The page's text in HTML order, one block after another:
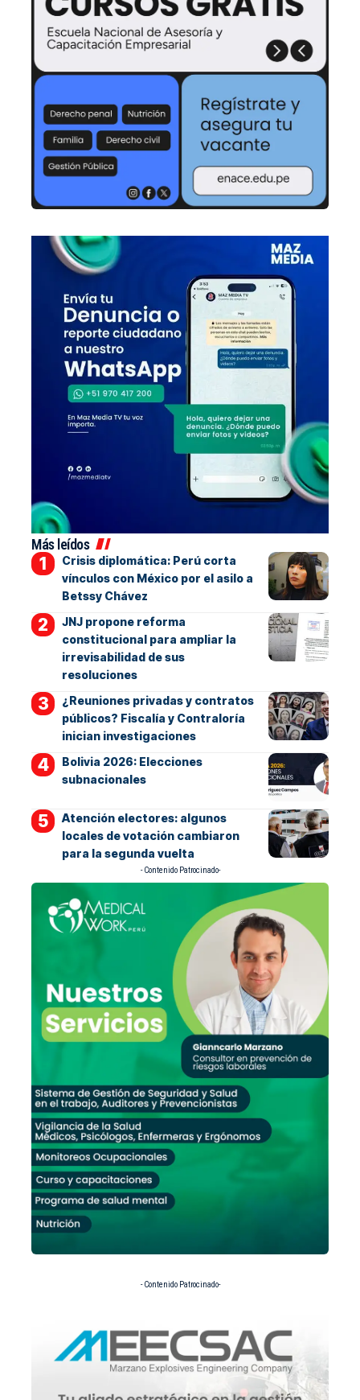
Más leídos
Crisis diplomática: Perú corta
vínculos con México por el asilo a
Betssy Chávez
JNJ propone reforma
constitucional para ampliar la
irrevisabilidad de sus
resoluciones
¿Reuniones privadas y contratos
públicos? Fiscalía y Contraloría
inician investigaciones
Bolivia 2026: Elecciones
subnacionales
Atención electores: algunos
locales de votación cambiaron
para la segunda vuelta
- Contenido Patrocinado-
- Contenido Patrocinado-